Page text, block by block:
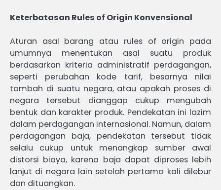
Keterbatasan Rules of Origin Konvensional
Aturan asal barang atau rules of origin pada
umumnya menentukan asal suatu produk
berdasarkan kriteria administratif perdagangan,
seperti perubahan kode tarif, besarnya nilai
tambah di suatu negara, atau apakah proses di
negara tersebut dianggap cukup mengubah
bentuk dan karakter produk. Pendekatan ini lazim
dalam perdagangan internasional. Namun, dalam
perdagangan baja, pendekatan tersebut tidak
selalu cukup untuk menangkap sumber awal
distorsi biaya, karena baja dapat diproses lebih
lanjut di negara lain setelah pertama kali dilebur
dan dituangkan.